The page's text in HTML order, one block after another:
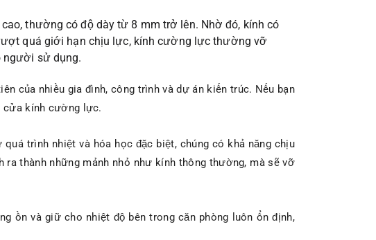
thường có độ dày từ 8 mm trở lên. Nhờ đó, kính có
quá giới hạn chịu lực, kính cường lực thường vỡ
người sử dụng.
của nhiều gia đình, công trình và dự án kiến trúc. Nếu bạn
cửa kính cường lực.
trình nhiệt và hóa học đặc biệt, chúng có khả năng chịu
thành những mảnh nhỏ như kính thông thường, mà sẽ vỡ
ồn và giữ cho nhiệt độ bên trong căn phòng luôn ổn định,